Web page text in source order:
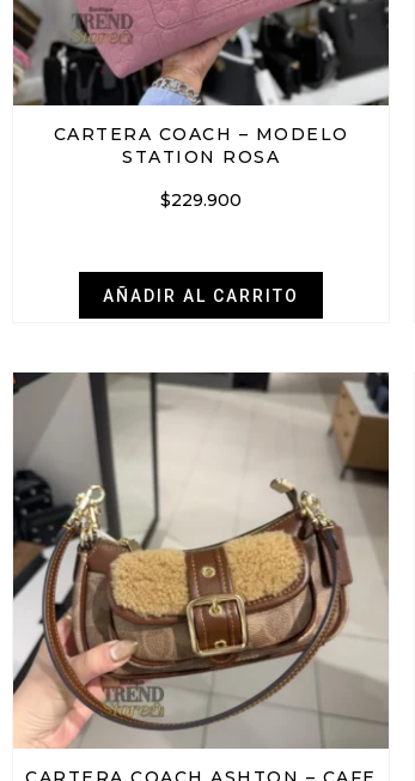
CARTERA COACH – MODELO
STATION ROSA
$229.900
AÑADIR AL CARRITO